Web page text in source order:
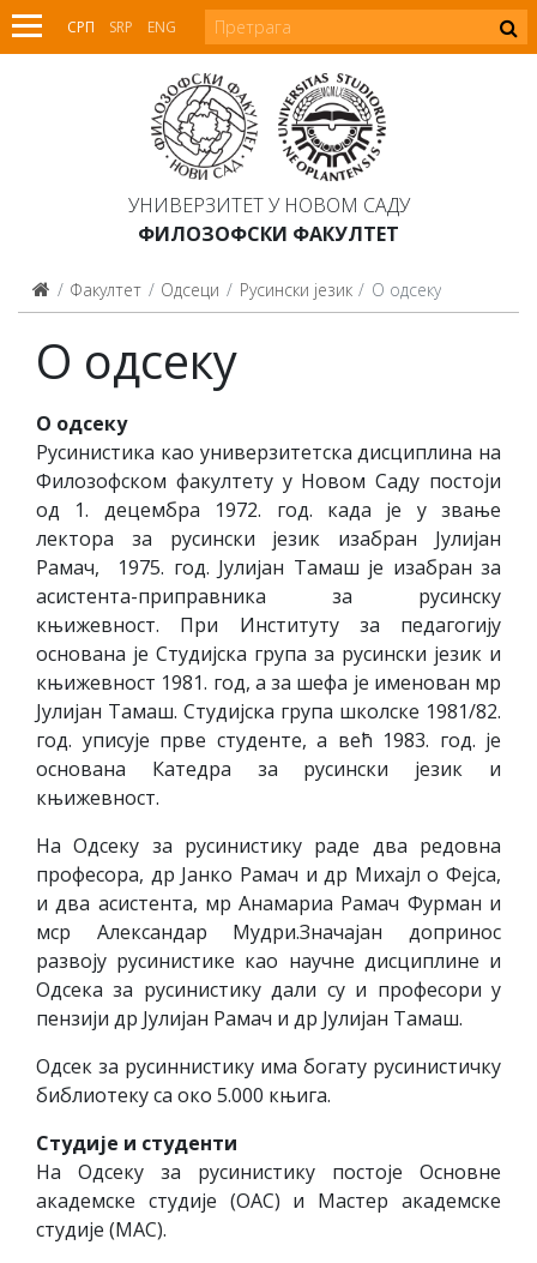
СРП SRP ENG
УНИВЕРЗИТЕТ У НОВОМ САДУ
ФИЛОЗОФСКИ ФАКУЛТЕТ
Факултет Одсеци Русински језик О одсеку
О одсеку
О одсеку
Русинистика као универзитетска дисциплина на
Филозофском факултету у Новом Саду постоји
од 1. децембра 1972. год. када је у звање
лектора за русински језик изабран Јулијан
Рамач, 1975. год. Јулијан Тамаш је изабран за
асистента-приправника за русинску
књижевност. При Институту за педагогију
основана је Студијска група за русински језик и
књижевност 1981. год, а за шефа је именован мр
Јулијан Тамаш. Студијска група школске 1981/82.
год. уписује прве студенте, а већ 1983. год. је
основана Катедра за русински језик и
књижевност.
На Одсеку за русинистику раде два редовна
професора, др Јанко Рамач и др Михајл о Фејса,
и два асистента, мр Анамариа Рамач Фурман и
мср Александар Мудри.Значајан допринос
развоју русинистике као научне дисциплине и
Одсека за русинистику дали су и професори у
пензији др Јулијан Рамач и др Јулијан Тамаш.
Одсек за русиннистику има богату русинистичку
библиотеку са око 5.000 књига.
Студије и студенти
На Одсеку за русинистику постоје Основне
академске студије (ОАС) и Мастер академске
студије (МАС).